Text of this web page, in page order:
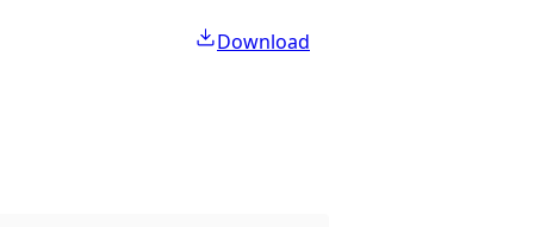
Download